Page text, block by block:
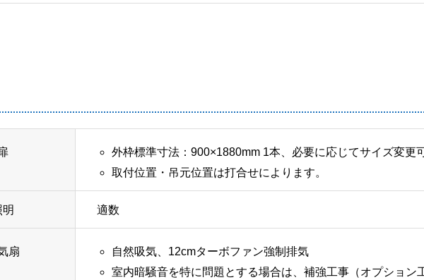
外枠標準寸法：900×1880mm 1本、必要に応じてサイズ変更
取付位置・吊元位置は打合せによります。
適数
扇
自然吸気、12cmターボファン強制排気
室内暗騒音を特に問題とする場合は、補強工事（オプション